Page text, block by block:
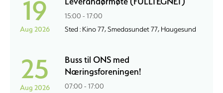
19
Aug 2026
15:00 - 17:00
Sted : Kino 77, Smedasundet 77, Haugesund
25
Aug 2026
Buss til ONS med
Næringsforeningen!
07:00 - 17:00